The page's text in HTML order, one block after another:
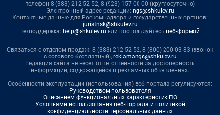
телефон 8 (383) 212-52-52, 8 (923) 157-00-00 (круглосуточно)
Электронный адрес редакции: ngs@shkulev.ru
Контактные данные для Роскомнадзора и государственных органов:
juristnsk@shkulev.ru
Техподдержка: help@shkulev.ru или воспользуйтесь веб-формой
Связаться с отделом продаж: 8 (383) 212-52-52, 8 (800) 200-03-83 (звонок
с сотового бесплатный), reklamangs@shkulev.ru
Редакция сайта не несет ответственности за достоверность
информации, содержащейся в рекламных объявлениях.
Особенности эксплуатации (использования) веб-портала регулируются:
Руководством пользователя
Описанием функциональных характеристик ПО
Условиями использования веб-портала и политикой
конфиденциальности персональных данных